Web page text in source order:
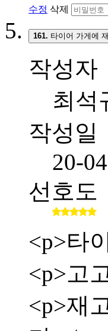
수정 삭제
161. 타이어 가게에
작성자
최석
작성일
20-
선호도
<p>타
<p>고
<p>재